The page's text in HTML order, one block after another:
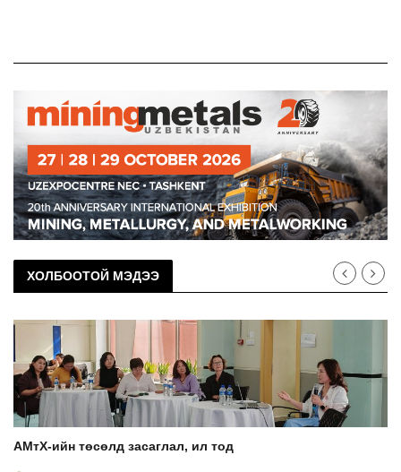
ХОЛБООТОЙ МЭДЭЭ
АМтХ-ийн төсөлд засаглал, ил тод